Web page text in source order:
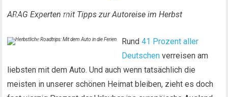
ARAG Experten mit Tipps zur Autoreise im Herbst
Rund41 Prozent aller
Deutschen verreisen am
liebsten mit dem Auto. Und auch wenn tatsächlich die
meisten in unserer schönen Heimat bleiben, zieht es doch